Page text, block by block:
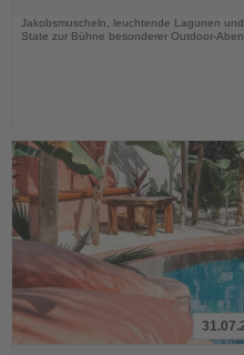
Jakobsmuscheln, leuchtende Lagunen
State zur Bühne besonderer Outdoor-